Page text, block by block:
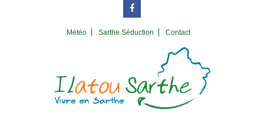
Météo Sarthe Séduction Contact